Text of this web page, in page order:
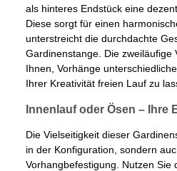
als hinteres Endstück eine
Diese sorgt für einen
unterstreicht die durchdachte
Gardinenstange. Die zweiläufige
Ihnen, Vorhänge
Ihrer Kreativität freien Lauf zu
Innenlauf oder Ösen – Ihre
Die Vielseitigkeit dieser
in der Konfiguration, sondern
Vorhangbefestigung. Nutzen Sie